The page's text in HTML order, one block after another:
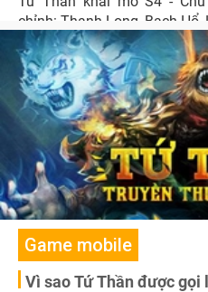
chỉnh: Thanh Long, Bạch Hổ,
Game mobile
Vì sao Tứ Thần được gọi